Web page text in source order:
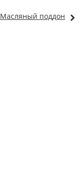
Масляный поддон